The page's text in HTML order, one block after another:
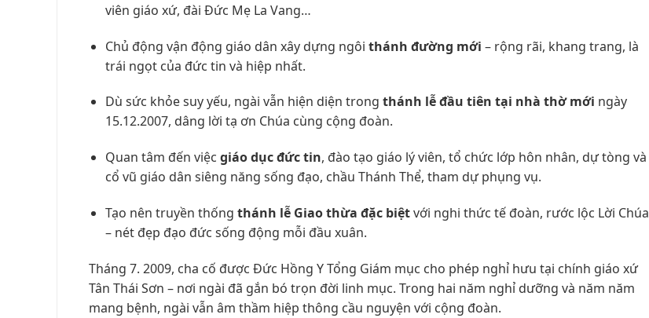
viên giáo xứ, đài Đức Mẹ La Vang…
Chủ động vận động giáo dân xây dựng ngôi thánh đường mới – rộng rãi, khang trang, là
trái ngọt của đức tin và hiệp nhất.
Dù sức khỏe suy yếu, ngài vẫn hiện diện trong thánh lễ đầu tiên tại nhà thờ mới ngày
15.12.2007, dâng lời tạ ơn Chúa cùng cộng đoàn.
Quan tâm đến việc giáo dục đức tin, đào tạo giáo lý viên, tổ chức lớp hôn nhân, dự tòng và
cổ vũ giáo dân siêng năng sống đạo, chầu Thánh Thể, tham dự phụng vụ.
Tạo nên truyền thống thánh lễ Giao thừa đặc biệtvới nghi thức tế đoàn, rước lộc Lời Chúa
– nét đẹp đạo đức sống động mỗi đầu xuân.
Tháng 7. 2009, cha cố được Đức Hồng Y Tổng Giám mục cho phép nghỉ hưu tại chính giáo xứ
Tân Thái Sơn – nơi ngài đã gắn bó trọn đời linh mục. Trong hai năm nghỉ dưỡng và năm năm
mang bệnh, ngài vẫn âm thầm hiệp thông cầu nguyện với cộng đoàn.